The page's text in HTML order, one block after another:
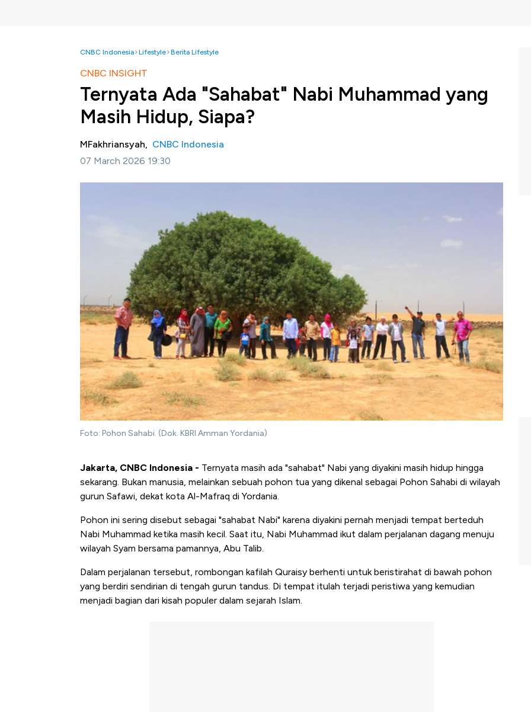
CNBC Indonesia Lifestyle Berita Lifestyle
CNBC INSIGHT
Ternyata Ada "Sahabat" Nabi Muhammad yang
Masih Hidup, Siapa?
MFakhriansyah, CNBC Indonesia
07 March 2026 19:30
Foto: Pohon Sahabi. (Dok. KBRI Amman Yordania)
Jakarta, CNBC Indonesia - Ternyata masih ada "sahabat" Nabi yang diyakini masih hidup hingga
sekarang. Bukan manusia, melainkan sebuah pohon tua yang dikenal sebagai Pohon Sahabi di wilayah
gurun Safawi, dekat kota Al-Mafraq di Yordania.
Pohon ini sering disebut sebagai "sahabat Nabi" karena diyakini pernah menjadi tempat berteduh
Nabi Muhammad ketika masih kecil. Saat itu, Nabi Muhammad ikut dalam perjalanan dagang menuju
wilayah Syam bersama pamannya, Abu Talib.
Dalam perjalanan tersebut, rombongan kafilah Quraisy berhenti untuk beristirahat di bawah pohon
yang berdiri sendirian di tengah gurun tandus. Di tempat itulah terjadi peristiwa yang kemudian
menjadi bagian dari kisah populer dalam sejarah Islam.